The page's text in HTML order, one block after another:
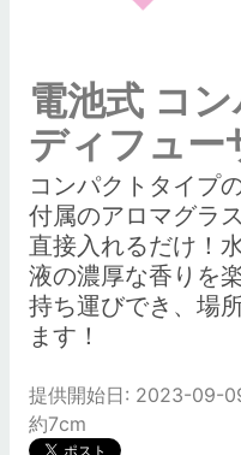
電池式 コ
ディフュー
コンパクトタイプ
付属のアロマグラ
直接入れるだけ！
液の濃厚な香りを
持ち運びでき、場
ます！
提供開始日: 2023-09-
約7cm